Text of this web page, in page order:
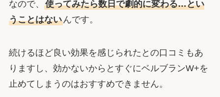
なので、 使ってみたら数日で劇的に変わる…とい
うことはないんです。
続けるほど良い効果を感じられたとの口コミもあ
りますし、効かないからとすぐにベルブランW+を
止めてしまうのはおすすめできません。